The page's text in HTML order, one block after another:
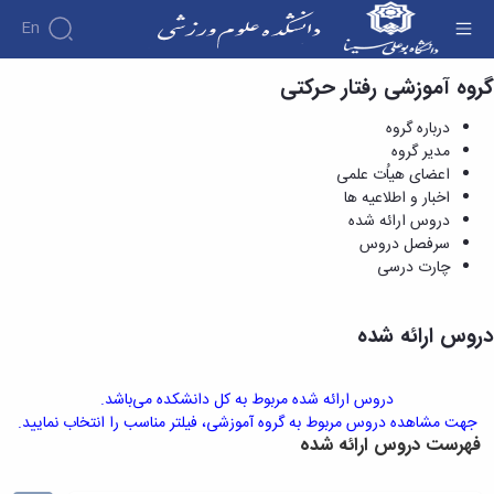
En
درباره
دانشکده
تاریخچه
ریاست
دانشکده
رؤسای
پیشین
اطلاعات
معاونت
آموزشی
آموزش
دوره
کارشناسی
فرم‌ها
و
آیین‌نامه‌ها
آیین‌نامه‌های
تحصیلات
تکمیلی
آیین‌نامه‌ها
سمینارها
پژوهش
پژوهش
فرم‌های
پژوهشی
لینک‌های
مفید
و
آزمایشگاه
آزمایشگاه
بیومکانیک
ورزشی
اساتید
اساتید
دانشکده
اساتید
آموزشی
گروه
های
گروه
علوم
مدیریت
ورزشی
گروه
دروس ارائه شده - دانشکده علوم ورزشی
گروه آموزشی رفتار حرکتی
درباره گروه
مدیر گروه
اعضای هیاُت علمی
اخبار و اطلاعیه ها
دروس ارائه شده
سرفصل دروس
چارت درسی
دروس ارائه شده
دروس ارائه شده مربوط به کل دانشکده می‌باشد.
جهت مشاهده دروس مربوط به گروه آموزشی، فیلتر مناسب را انتخاب نمایید.
فهرست دروس ارائه شده